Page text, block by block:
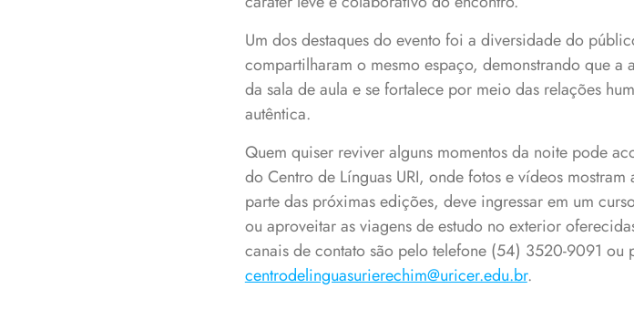
Um dos destaques do evento foi a diversidade do
compartilharam o mesmo espaço, demonstrando que
da sala de aula e se fortalece por meio das relações
autêntica.
Quem quiser reviver alguns momentos da noite pode
do Centro de Línguas URI, onde fotos e vídeos
parte das próximas edições, deve ingressar em um
ou aproveitar as viagens de estudo no exterior
canais de contato são pelo telefone (54) 3520-9091 ou
centrodelinguasurierechim@uricer.edu.br.